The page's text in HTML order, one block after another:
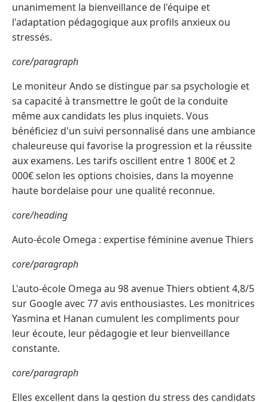
unanimement la bienveillance de l'équipe et
l'adaptation pédagogique aux profils anxieux ou
stressés.
core/paragraph
Le moniteur Ando se distingue par sa psychologie et
sa capacité à transmettre le goût de la conduite
même aux candidats les plus inquiets. Vous
bénéficiez d'un suivi personnalisé dans une ambiance
chaleureuse qui favorise la progression et la réussite
aux examens. Les tarifs oscillent entre 1 800€ et 2
000€ selon les options choisies, dans la moyenne
haute bordelaise pour une qualité reconnue.
core/heading
Auto-école Omega : expertise féminine avenue Thiers
core/paragraph
L'auto-école Omega au 98 avenue Thiers obtient 4,8/5
sur Google avec 77 avis enthousiastes. Les monitrices
Yasmina et Hanan cumulent les compliments pour
leur écoute, leur pédagogie et leur bienveillance
constante.
core/paragraph
Elles excellent dans la gestion du stress des candidats